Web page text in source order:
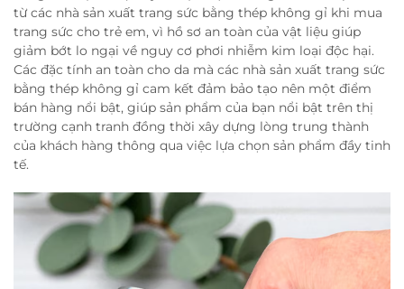
từ các nhà sản xuất trang sức bằng thép không gỉ khi mua
trang sức cho trẻ em, vì hồ sơ an toàn của vật liệu giúp
giảm bớt lo ngại về nguy cơ phơi nhiễm kim loại độc hại.
Các đặc tính an toàn cho da mà các nhà sản xuất trang sức
bằng thép không gỉ cam kết đảm bảo tạo nên một điểm
bán hàng nổi bật, giúp sản phẩm của bạn nổi bật trên thị
trường cạnh tranh đồng thời xây dựng lòng trung thành
của khách hàng thông qua việc lựa chọn sản phẩm đầy tinh
tế.